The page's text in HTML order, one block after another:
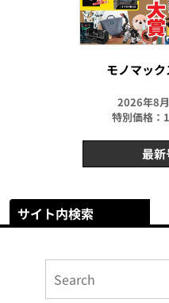
モノマッ
2026年8
特別価格：
最新
サイト内検索